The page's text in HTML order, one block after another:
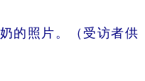
的照片。（受访者供